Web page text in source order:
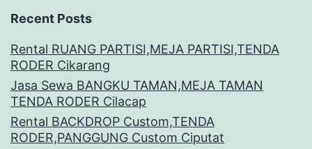
Recent Posts
Rental RUANG PARTISI,MEJA PARTISI,TENDA
RODER Cikarang
Jasa Sewa BANGKU TAMAN,MEJA TAMAN
TENDA RODER Cilacap
Rental BACKDROP Custom,TENDA
RODER,PANGGUNG Custom Ciputat